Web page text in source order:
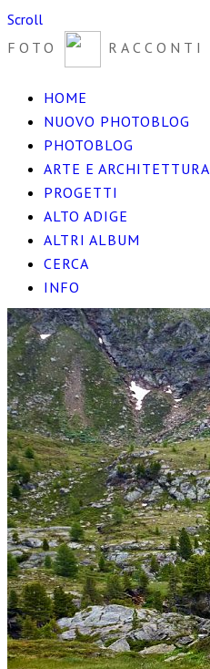
Scroll
FOTO
RACCONTI
HOME
NUOVO PHOTOBLOG
PHOTOBLOG
ARTE E ARCHITETTURA
PROGETTI
ALTO ADIGE
ALTRI ALBUM
CERCA
INFO